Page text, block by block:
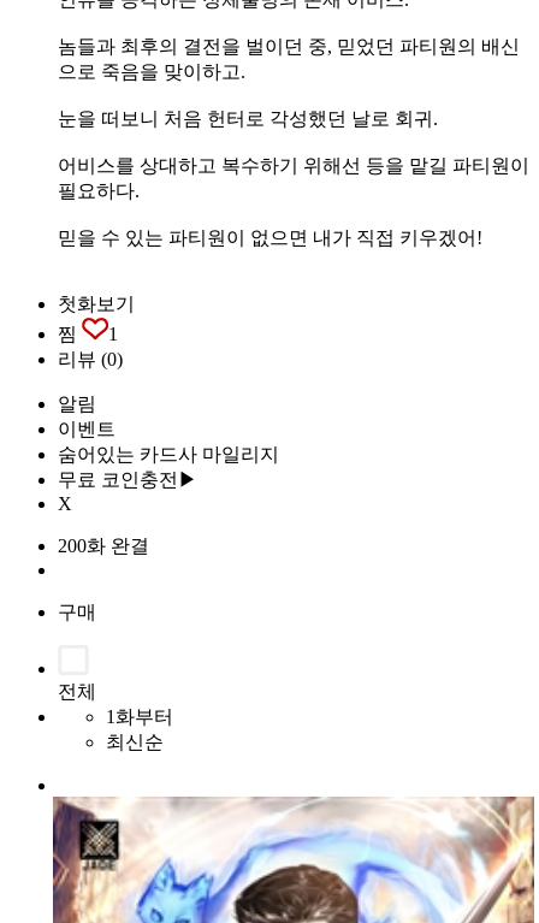
놈들과 최후의 결전을 벌이던 중, 믿었던 파티원의 배신
으로 죽음을 맞이하고.
눈을 떠보니 처음 헌터로 각성했던 날로 회귀.
어비스를 상대하고 복수하기 위해선 등을 맡길 파티원이
필요하다.
믿을 수 있는 파티원이 없으면 내가 직접 키우겠어!
첫화보기
찜
1
리뷰 (0)
알림
이벤트
숨어있는 카드사 마일리지
무료 코인충전▶
X
200화 완결
구매
전체
1화부터
최신순